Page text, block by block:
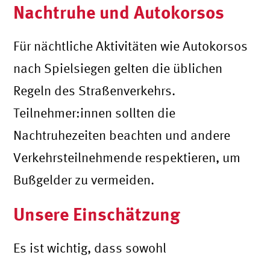
Nachtruhe und Autokorsos
Für nächtliche Aktivitäten wie Autokorsos
nach Spielsiegen gelten die üblichen
Regeln des Straßenverkehrs.
Teilnehmer:innen sollten die
Nachtruhezeiten beachten und andere
Verkehrsteilnehmende respektieren, um
Bußgelder zu vermeiden.
Unsere Einschätzung
Es ist wichtig, dass sowohl